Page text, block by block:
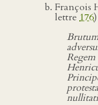
François
lettre 176